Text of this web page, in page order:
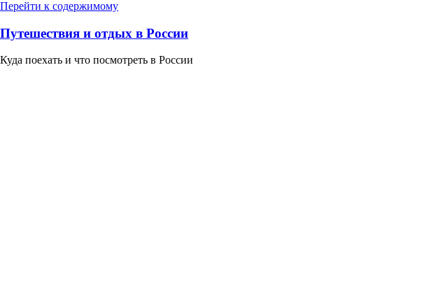
Перейти к содержимому
Путешествия и отдых в России
Куда поехать и что посмотреть в России